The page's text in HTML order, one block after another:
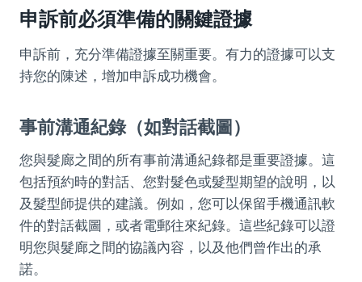
申訴前必須準備的關鍵證據
申訴前，充分準備證據至關重要。有力的證據可以支
持您的陳述，增加申訴成功機會。
事前溝通紀錄（如對話截圖）
您與髮廊之間的所有事前溝通紀錄都是重要證據。這
包括預約時的對話、您對髮色或髮型期望的說明，以
及髮型師提供的建議。例如，您可以保留手機通訊軟
件的對話截圖，或者電郵往來紀錄。這些紀錄可以證
明您與髮廊之間的協議內容，以及他們曾作出的承
諾。